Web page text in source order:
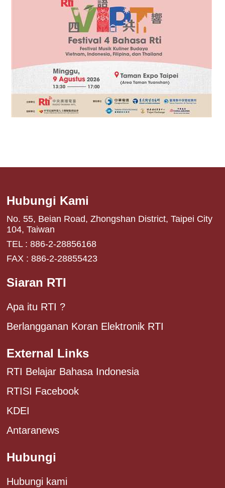
Hubungi Kami
No. 55, Beian Road, Zhongshan District, Taipei City
104, Taiwan
TEL : 886-2-28856168
FAX : 886-2-28855423
Siaran RTI
Apa itu RTI ?
Berlangganan Koran Elektronik RTI
External Links
RTI Belajar Bahasa Indonesia
RTISI Facebook
KDEI
Antaranews
Hubungi
Hubungi kami